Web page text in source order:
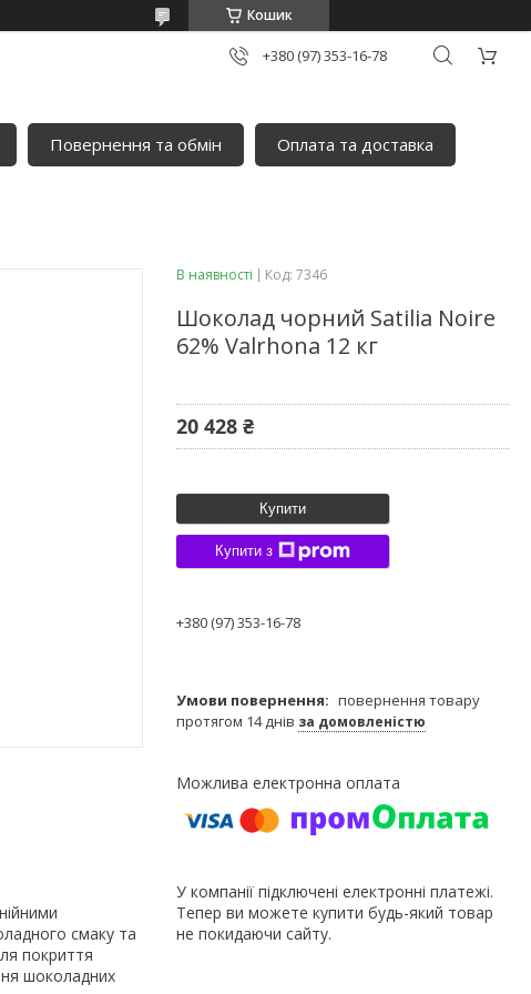
Кошик
+380 (97) 353-16-78
Повернення та обмін Оплата та доставка
смаку та
покриття
шоколадних
В наявності Код: 7346
Шоколад чорний Satilia Noire
62% Valrhona 12 кг
20 428 ₴
Купити
Купити з
+380 (97) 353-16-78
повернення товару
протягом 14 днів за домовленістю
У компанії підключені електронні платежі.
Тепер ви можете купити будь-який товар
не покидаючи сайту.